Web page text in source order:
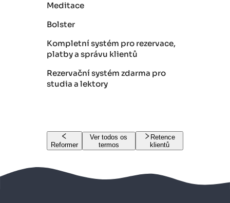
Meditace
Bolster
Kompletní systém pro rezervace,
platby a správu klientů
Rezervační systém zdarma pro
studia a lektory
Reformer
Ver todos os
termos
Retence
klientů